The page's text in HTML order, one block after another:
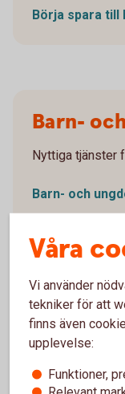
Börja spara till
Barn-
Nyttiga tjänster
Barn- och
Är du i väntans
skydd vid
förlossningen
Våra
Vi använder
tekniker för att
finns även
upplevelse:
Funktioner,